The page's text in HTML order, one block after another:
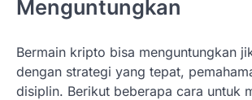
Menguntungkan
Bermain kripto bisa menguntungkan
dengan strategi yang tepat,
disiplin. Berikut beberapa cara untuk